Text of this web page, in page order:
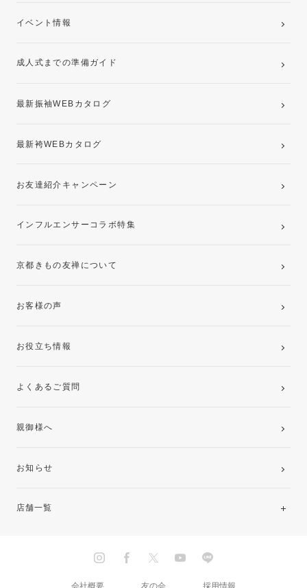
卒業袴レンタルプラン
イベント情報
成人式までの準備ガイド
最新振袖WEBカタログ
最新袴WEBカタログ
お友達紹介キャンペーン
インフルエンサーコラボ特集
京都きもの友禅について
お客様の声
お役立ち情報
よくあるご質問
親御様へ
お知らせ
店舗一覧
会社概要
友の会 採用情報